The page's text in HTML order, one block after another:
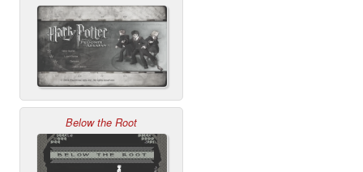
Below the Root